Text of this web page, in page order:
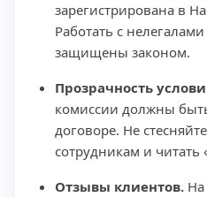
зарегистрирована в
Работать с
защищены законом.
Прозрачность
комиссии должны
договоре. Не
сотрудникам и
Отзывы клиентов. На